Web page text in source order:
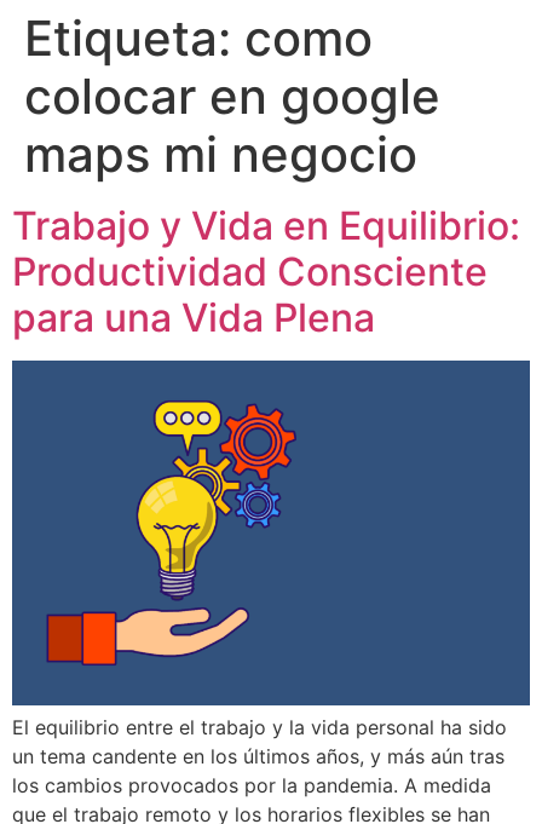
Etiqueta: como
colocar en google
maps mi negocio
Trabajo y Vida en Equilibrio:
Productividad Consciente
para una Vida Plena
El equilibrio entre el trabajo y la vida personal ha sido
un tema candente en los últimos años, y más aún tras
los cambios provocados por la pandemia. A medida
que el trabajo remoto y los horarios flexibles se han